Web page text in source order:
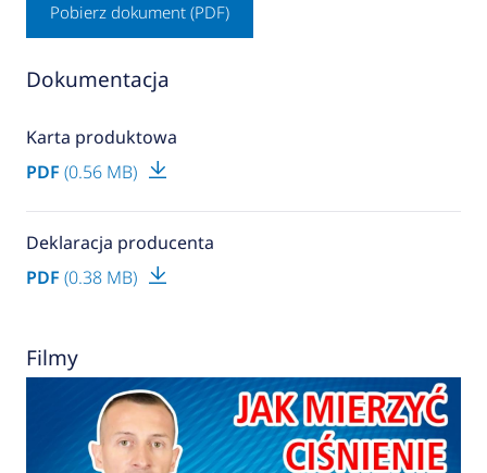
Pobierz dokument (PDF)
Dokumentacja
Karta produktowa
PDF (0.56 MB)
Deklaracja producenta
PDF (0.38 MB)
Filmy